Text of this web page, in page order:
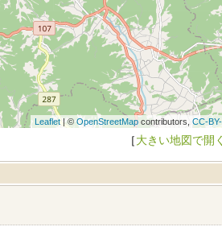
Leaflet| © OpenStreetMapcontributors, CC-
［大きい地図で開く